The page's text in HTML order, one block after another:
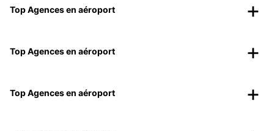
Top Agences en aéroport
Top Agences en aéroport
Top Agences en aéroport